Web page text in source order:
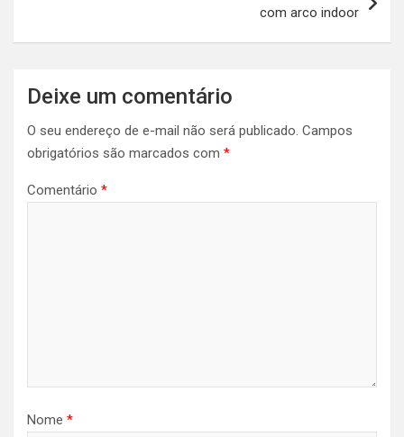
com arco indoor
Deixe um comentário
O seu endereço de e-mail não será publicado. Campos
obrigatórios são marcados com *
Comentário *
Nome *